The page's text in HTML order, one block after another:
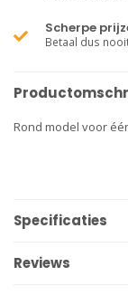
Scherpe
Betaal dus
Rond model voor
Specificaties
Reviews